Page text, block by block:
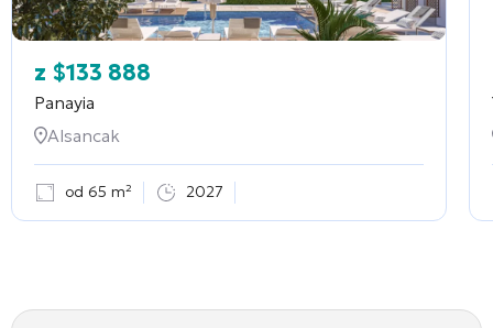
z $133 888
Panayia
Alsancak
od 65 m² 2027